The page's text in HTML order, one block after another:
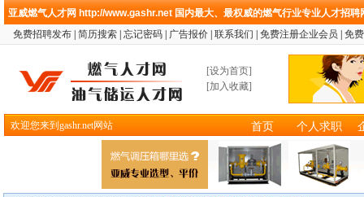
亚威燃气人才网 http://www.gashr.net 国内最大、最权威的燃气行业专业人才招
免费招聘发布 简历搜索 忘记密码 广告报价 联系我们 免费注册企业会员 免
[设为首页]
[加入收藏]
欢迎您来到gashr.net网站 首页 个人求职